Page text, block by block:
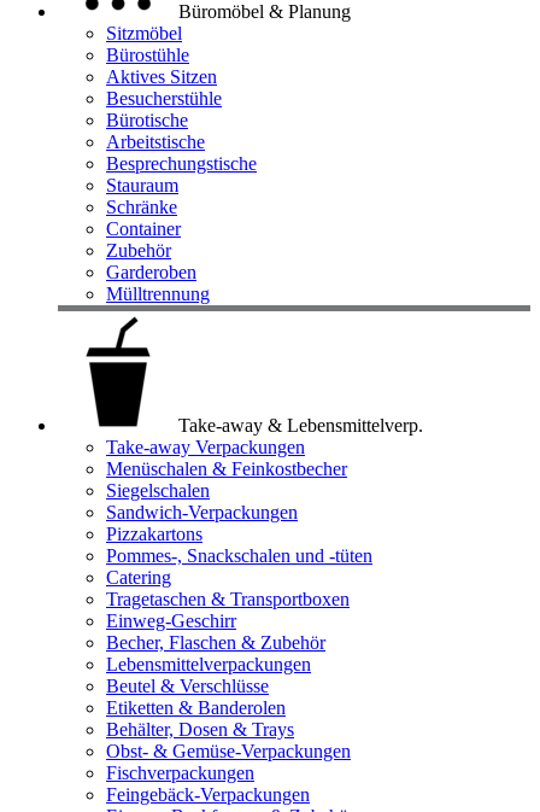
Büromöbel & Planung
Sitzmöbel
Bürostühle
Aktives Sitzen
Besucherstühle
Bürotische
Arbeitstische
Besprechungstische
Stauraum
Schränke
Container
Zubehör
Garderoben
Mülltrennung
Take-away & Lebensmittelverp.
Take-away Verpackungen
Menüschalen & Feinkostbecher
Siegelschalen
Sandwich-Verpackungen
Pizzakartons
Pommes-, Snackschalen und -tüten
Catering
Tragetaschen & Transportboxen
Einweg-Geschirr
Becher, Flaschen & Zubehör
Lebensmittelverpackungen
Beutel & Verschlüsse
Etiketten & Banderolen
Behälter, Dosen & Trays
Obst- & Gemüse-Verpackungen
Fischverpackungen
Feingebäck-Verpackungen